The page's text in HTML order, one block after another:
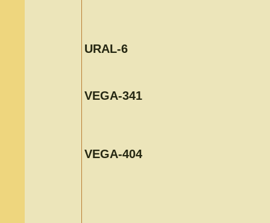
URAL-6
VEGA-341
VEGA-404